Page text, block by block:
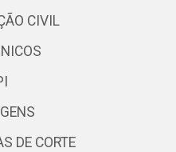
CIVIL
DE CORTE